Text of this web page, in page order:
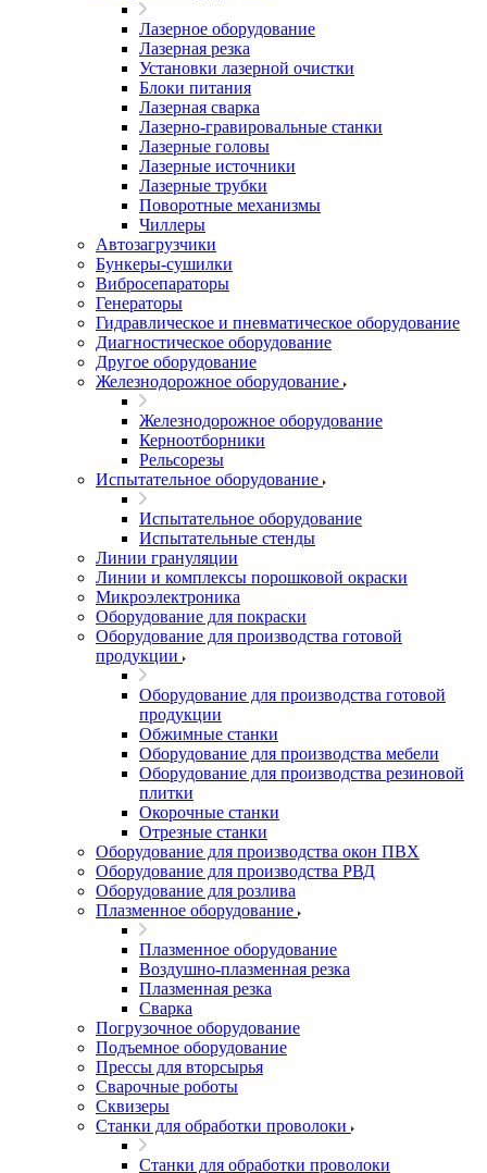
Лазерное оборудование
Лазерная резка
Установки лазерной очистки
Блоки питания
Лазерная сварка
Лазерно-гравировальные станки
Лазерные головы
Лазерные источники
Лазерные трубки
Поворотные механизмы
Чиллеры
Автозагрузчики
Бункеры-сушилки
Вибросепараторы
Генераторы
Гидравлическое и пневматическое оборудование
Диагностическое оборудование
Другое оборудование
Железнодорожное оборудование
Железнодорожное оборудование
Керноотборники
Рельсорезы
Испытательное оборудование
Испытательное оборудование
Испытательные стенды
Линии грануляции
Линии и комплексы порошковой окраски
Микроэлектроника
Оборудование для покраски
Оборудование для производства готовой
продукции
Оборудование для производства готовой
продукции
Обжимные станки
Оборудование для производства мебели
Оборудование для производства резиновой
плитки
Окорочные станки
Отрезные станки
Оборудование для производства окон ПВХ
Оборудование для производства РВД
Оборудование для розлива
Плазменное оборудование
Плазменное оборудование
Воздушно-плазменная резка
Плазменная резка
Сварка
Погрузочное оборудование
Подъемное оборудование
Прессы для вторсырья
Сварочные роботы
Сквизеры
Станки для обработки проволоки
Станки для обработки проволоки